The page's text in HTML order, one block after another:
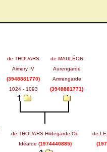
de THOUARS
Aimery IV
(3948881770)
1024 - 1093
de MAULÉON
Aurengarde
Amrengarde
(3948881771)
de THOUARS Hildegarde Ou
Idéarde (1974440885)
de